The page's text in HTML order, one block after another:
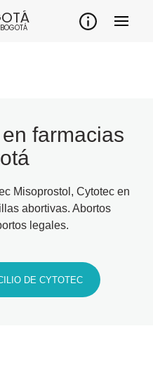
farmacias
Misoprostol, Cytotec en
abortivas. Abortos
legales.
DE CYTOTEC